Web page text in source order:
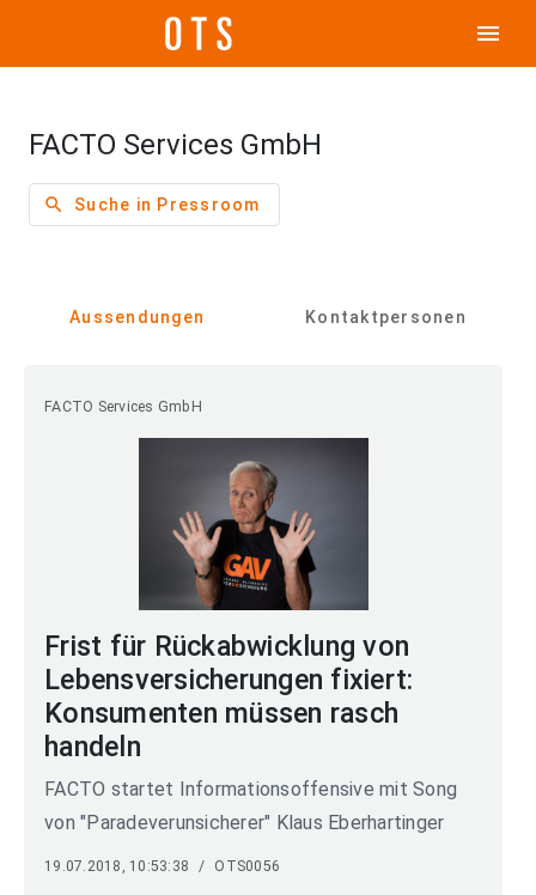
menu
FACTO Services GmbH
search Suche in Pressroom
Aussendungen Kontaktpersonen
FACTO Services GmbH
Frist für Rückabwicklung von
Lebensversicherungen fixiert:
Konsumenten müssen rasch
handeln
FACTO startet Informationsoffensive mit Song
von "Paradeverunsicherer" Klaus Eberhartinger
19.07.2018, 10:53:38 / OTS0056